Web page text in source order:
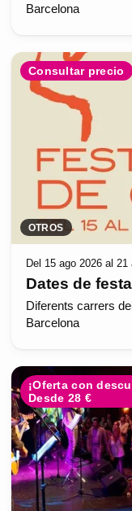
Barcelona
Consultar precio
OTROS
Del 15 ago 2026 al 21
Dates de
Diferents carrers
Barcelona
¡Oferta con
Desde 28 €